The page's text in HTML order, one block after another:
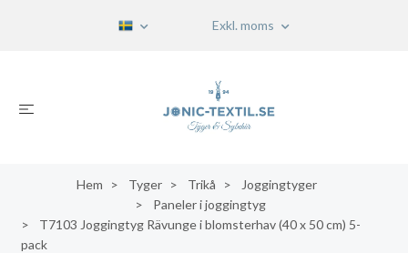
Exkl. moms
Hem Tyger Trikå
Joggingtyger
Paneler i joggingtyg
T7103 Joggingtyg Rävunge i blomsterhav (40 x 50 cm) 5-
pack